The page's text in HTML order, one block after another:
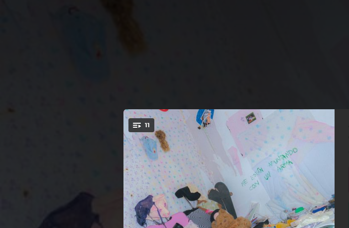
You're all set!
11
Niños furbito y niñas lo que sea
02:24
Soy una fracasada estúpida
01:48
Es la forma que tienes de ocultar algo que hay en tu mente
02:31
k pesao
02:03